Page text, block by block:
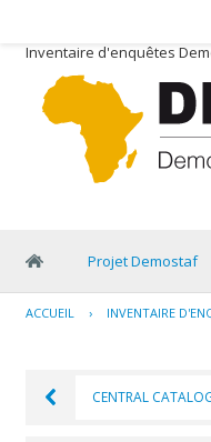
Inventaire d'enquêtes
Projet Demostaf
ACCUEIL › INVENTAIRE
CENTRAL